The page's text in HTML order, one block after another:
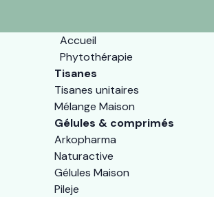
Accueil
Phytothérapie
Tisanes
Tisanes unitaires
Mélange Maison
Gélules & comprimés
Arkopharma
Naturactive
Gélules Maison
Pileje